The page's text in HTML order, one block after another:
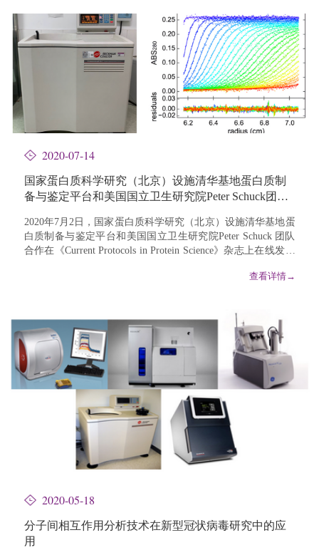
2020-07-14
国家蛋白质科学研究（北京）设施清华基地蛋白质制
备与鉴定平台和美国国立卫生研究院Peter Schuck团队
2020年7月2日，国家蛋白质科学研究（北京）设施清华基地蛋
白质制备与鉴定平台和美国国立卫生研究院Peter Schuck 团队
合作在《Current Protocols in Protein Science》杂志上在线发表
查看详情→
2020-05-18
分子间相互作用分析技术在新型冠状病毒研究中的应
用